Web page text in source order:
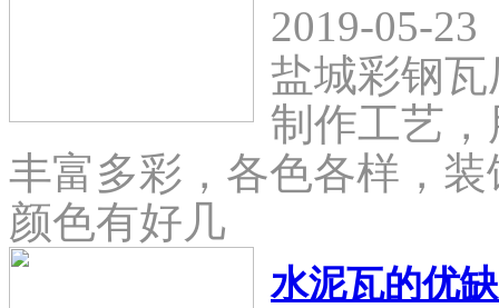
2019-05-23
盐城彩钢
制作工艺
丰富多彩，各色各样，
颜色有好几
水泥瓦的优